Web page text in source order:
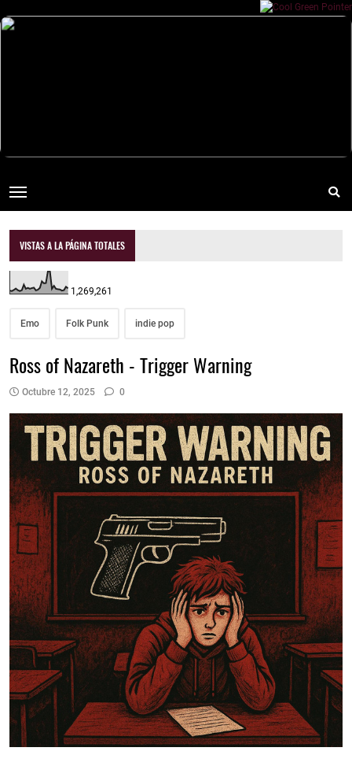
VISTAS A LA PÁGINA TOTALES
1,269,261
Emo Folk Punk indie pop
Ross of Nazareth - Trigger Warning
Octubre 12, 2025 0